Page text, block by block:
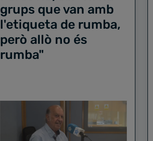
grups que van amb
l'etiqueta de rumba,
però allò no és
rumba"